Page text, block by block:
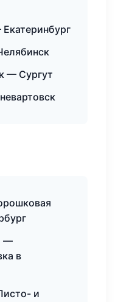
— Сургут
—
в
и